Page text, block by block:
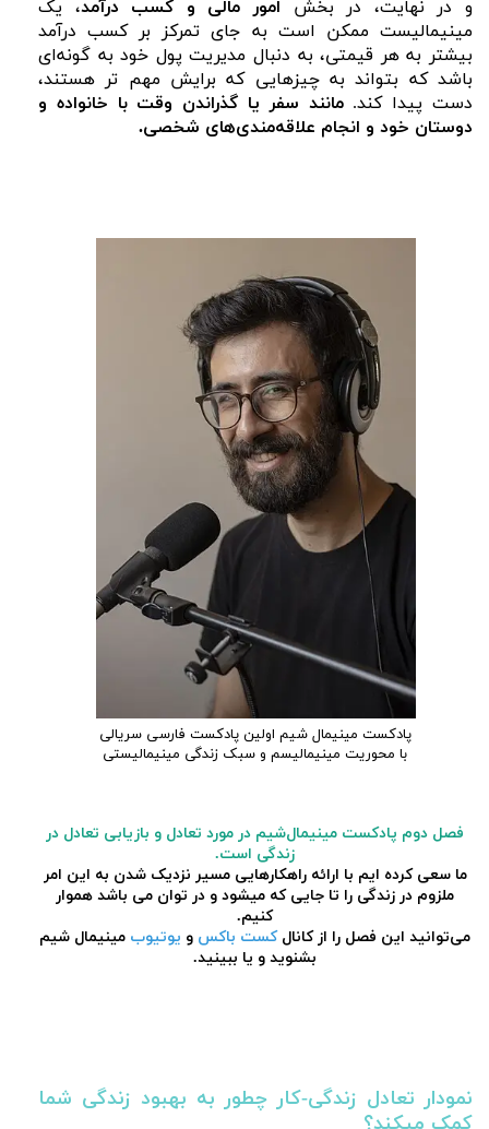
و در نهایت، در بخش امور مالی و کسب درآمد، یک
مینیمالیست ممکن است به جای تمرکز بر کسب درآمد
بیشتر به هر قیمتی، به دنبال مدیریت پول خود به گونه‌ای
باشد که بتواند به چیزهایی که برایش مهم تر هستند،
دست پیدا کند. مانند سفر یا گذراندن وقت با خانواده و
دوستان خود و انجام علاقه‌مندی‌های شخصی.
پادکست مینیمال شیم اولین پادکست فارسی سریالی
با محوریت مینیمالیسم و سبک زندگی مینیمالیستی
فصل دوم پادکست مینیمال‌شیم در مورد تعادل و بازیابی تعادل در
زندگی است.
ما سعی کرده ایم با ارائه راهکارهایی مسیر نزدیک شدن به این امر
ملزوم در زندگی را تا جایی که میشود و در توان می باشد هموار
کنیم.
می‌توانید این فصل را از کانالکست باکس و یوتیوب مینیمال شیم
بشنوید و یا ببینید.
نمودار تعادل زندگی-کار چطور به بهبود زندگی شما